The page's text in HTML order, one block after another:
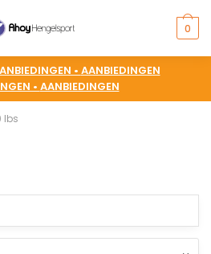
0
• AANBIEDINGEN
• AANBIEDINGEN
lbs